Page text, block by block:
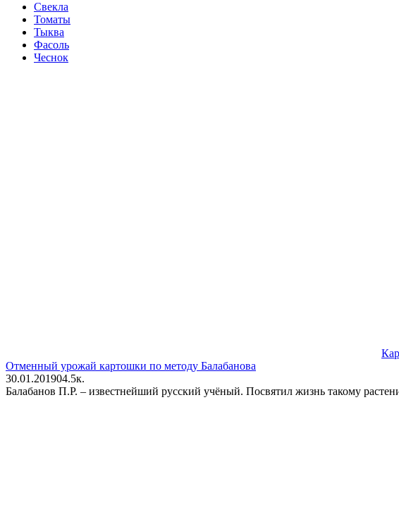
Свекла
Томаты
Тыква
Фасоль
Чеснок
Отменный урожай картошки по методу Балабанова
30.01.201904.5к.
Балабанов П.Р. – известнейший русский учёный. Посвятил жизнь такому